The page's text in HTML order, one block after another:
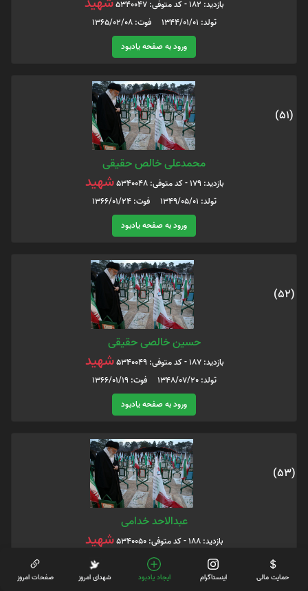
بازدید: 182 - کد متوفی: 5340047
تولد: 1344/01/01 فوت: 1365/02/08
ورود به صفحه یادبود
(51)
محمدعلی خالص حقیقی
بازدید: 179 - کد متوفی: 5340048 شهید
تولد: 1349/05/01 فوت: 1366/01/24
ورود به صفحه یادبود
(52)
حسین خالصی حقیقی
بازدید: 187 - کد متوفی: 5340049 شهید
تولد: 1348/07/20 فوت: 1366/01/19
ورود به صفحه یادبود
(53)
عبدالاحد خدامی
بازدید: 188 - کد متوفی: 5340050 شهید
تولد: 1339/05/01 فوت: 1362/05/01
ورود به صفحه یادبود
حمایت مالی اینستاگرام ایجاد یادبود شهدای امروز صفحات امروز